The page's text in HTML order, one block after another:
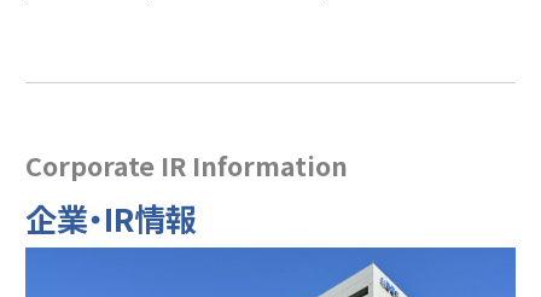
Corporate IR Information
企業・IR情報